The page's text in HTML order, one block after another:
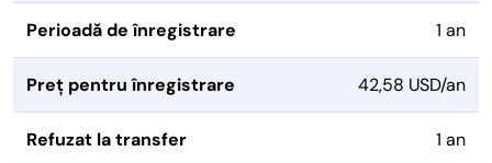
Perioadă de înregistrare 1 an
Preț pentru înregistrare 42,58 USD/an
Refuzat la transfer 1 an